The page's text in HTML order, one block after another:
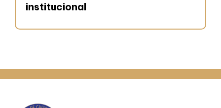
institucional